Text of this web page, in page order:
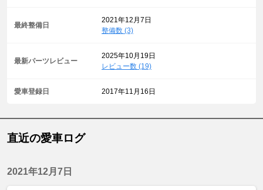
最終整備日
2021年12月7日
整備数 (3)
最新パーツレビュー
2025年10月19日
レビュー数 (19)
愛車登録日 2017年11月16日
直近の愛車ログ
2021年12月7日